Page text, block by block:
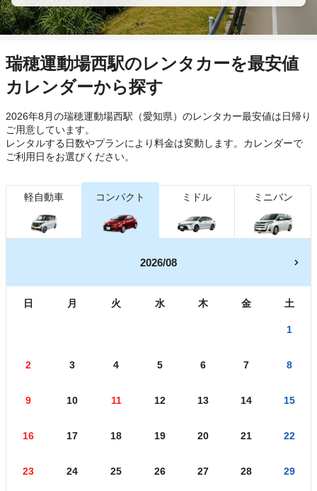
瑞穂運動場西駅のレンタカーを最安値
カレンダーから探す
2026年8月の瑞穂運動場西駅（愛知県）のレンタカー最安値は日帰り
ご用意しています。
レンタルする日数やプランにより料金は変動します。カレンダーで
ご利用日をお選びください。
軽自動車 コンパクト ミドル ミニバン
2026/08
日 月 火 水 木 金 土
1
2 3 4 5 6 7 8
9 10 11 12 13 14 15
16 17 18 19 20 21 22
23 24 25 26 27 28 29